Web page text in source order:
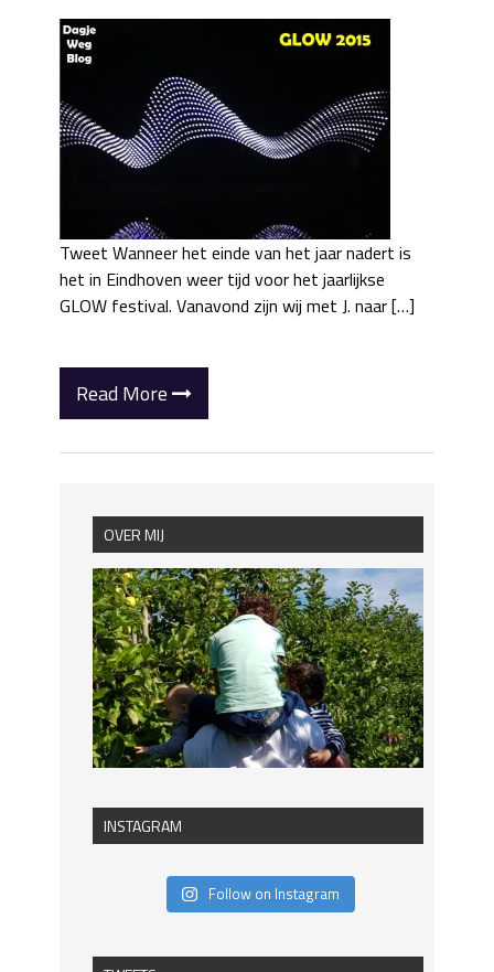
Tweet Wanneer het einde van het jaar nadert is
het in Eindhoven weer tijd voor het jaarlijkse
GLOW festival. Vanavond zijn wij met J. naar […]
Read More
OVER MIJ
INSTAGRAM
Follow on Instagram